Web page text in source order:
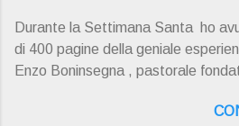
Durante la Settimana Santa ho
di 400 pagine della geniale
Enzo Boninsegna , pastorale
Dio giunta in continuit à ecclesiale